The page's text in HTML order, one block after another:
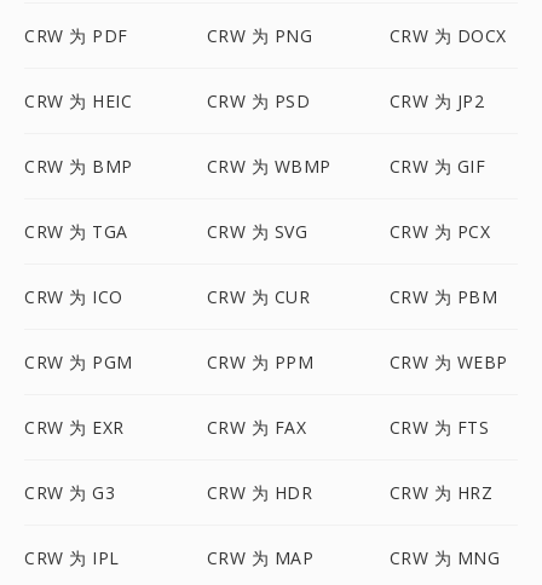
CRW 为 PDF CRW 为 PNG CRW 为 DOCX
CRW 为 HEIC CRW 为 PSD CRW 为 JP2
CRW 为 BMP CRW 为 WBMP CRW 为 GIF
CRW 为 TGA CRW 为 SVG CRW 为 PCX
CRW 为 ICO CRW 为 CUR CRW 为 PBM
CRW 为 PGM CRW 为 PPM CRW 为 WEBP
CRW 为 EXR CRW 为 FAX CRW 为 FTS
CRW 为 G3 CRW 为 HDR CRW 为 HRZ
CRW 为 IPL CRW 为 MAP CRW 为 MNG